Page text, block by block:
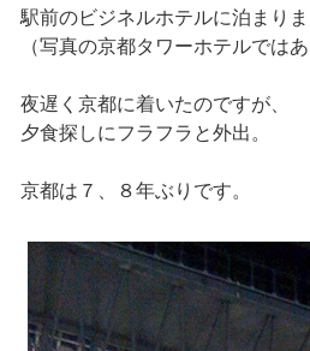
駅前のビジネルホテルに泊まりま
（写真の京都タワーホテルではあ
夜遅く京都に着いたのですが、
夕食探しにフラフラと外出。
京都は７、８年ぶりです。